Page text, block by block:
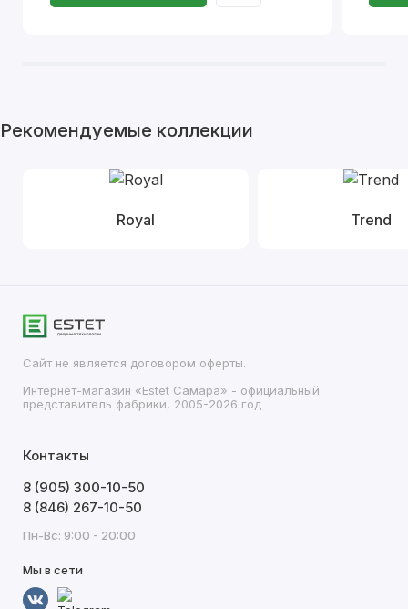
Рекомендуемые коллекции
Royal Trend
Сайт не является договором оферты.
Интернет-магазин «Estet Самара» - официальный
представитель фабрики, 2005-2026 год
Контакты
8 (905) 300-10-50
8 (846) 267-10-50
Пн-Вс: 9:00 - 20:00
Мы в сети